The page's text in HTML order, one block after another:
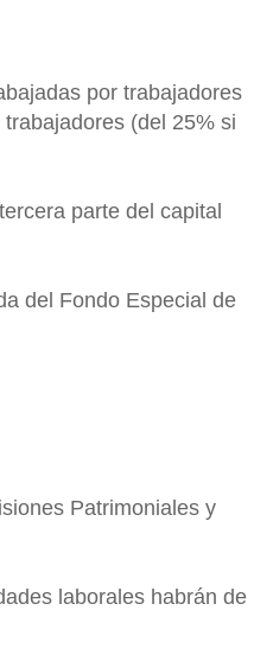
por trabajadores
(del 25% si
parte del capital
del Fondo Especial de
Patrimoniales y
laborales habrán de